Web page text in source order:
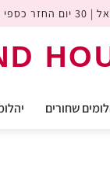
חינם
שחורים